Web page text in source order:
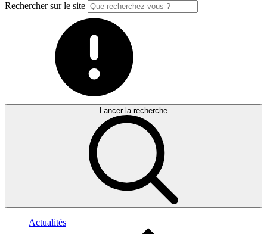
Rechercher sur le site
Lancer la recherche
Actualités